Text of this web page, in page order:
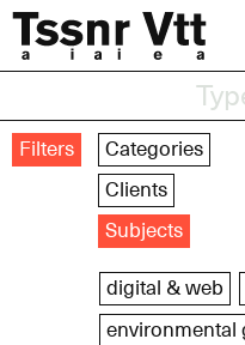
Filters
Categories
Clients
Subjects
digital & web
environmental